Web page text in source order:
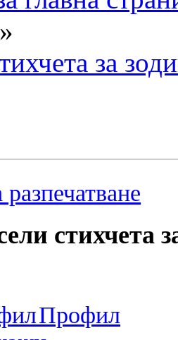
»
за
стихчета
Профил